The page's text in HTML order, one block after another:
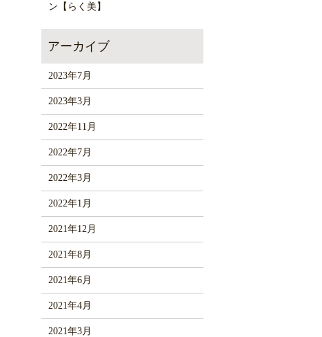
ン【らく美】
2023年7月
2023年3月
2022年11月
2022年7月
2022年3月
2022年1月
2021年12月
2021年8月
2021年6月
2021年4月
2021年3月